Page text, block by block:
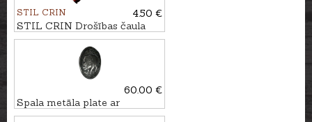
STIL CRIN
4.50 €
STIL CRIN Drošības čaula
kal. 6,5 CM
60.00 €
Spala metāla plate ar
mežacūku